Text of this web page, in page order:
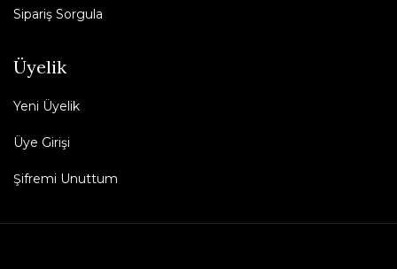
Sipariş Sorgula
Üyelik
Yeni Üyelik
Üye Girişi
Şifremi Unuttum